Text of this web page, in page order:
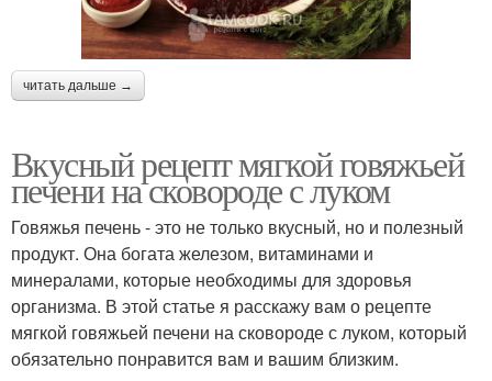
читать дальше →
Вкусный рецепт мягкой говяжьей
печени на сковороде с луком
Говяжья печень - это не только вкусный, но и полезный
продукт. Она богата железом, витаминами и
минералами, которые необходимы для здоровья
организма. В этой статье я расскажу вам о рецепте
мягкой говяжьей печени на сковороде с луком, который
обязательно понравится вам и вашим близким.